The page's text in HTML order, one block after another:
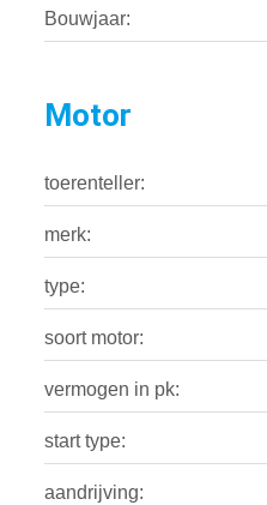
Bouwjaar:
Motor
toerenteller:
merk:
type:
soort motor:
vermogen in pk:
start type:
aandrijving: